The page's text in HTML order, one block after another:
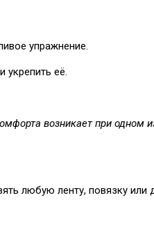
упражнение.
укрепить её.
возникает при одном
любую ленту, повязку